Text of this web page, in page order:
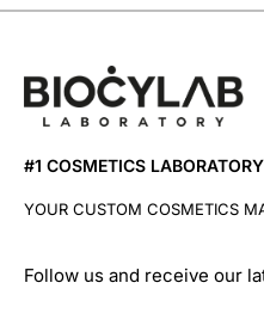
#1 COSMETICS
YOUR CUSTOM COSMETICS
Follow us and receive our